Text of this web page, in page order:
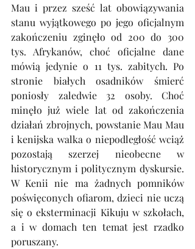
Mau i przez sześć lat obowiązywania
stanu wyjątkowego po jego oficjalnym
zakończeniu zginęło od 200 do 300
tys. Afrykanów, choć oficjalne dane
mówią jedynie o 11 tys. zabitych. Po
stronie białych osadników śmierć
poniosły zaledwie 32 osoby. Choć
minęło już wiele lat od zakończenia
działań zbrojnych, powstanie Mau Mau
i kenijska walka o niepodległość wciąż
pozostają szerzej nieobecne w
historycznym i politycznym dyskursie.
W Kenii nie ma żadnych pomników
poświęconych ofiarom, dzieci nie uczą
się o eksterminacji Kikuju w szkołach,
a i w domach ten temat jest rzadko
poruszany.